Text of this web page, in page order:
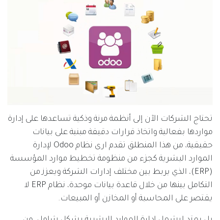
تحتاج الشركات الآن إلى أنظمة مرنة وذكية تساعدها على إدارة
مواردها بفعالية واتخاذ قرارات دقيقة مبنية على بيانات
حقيقية، من هذا المنطلق تقدم ارى نظام Odoo لإدارة
الموارد البشرية كجزء من منظومة تخطيط موارد المؤسسة
(ERP)، الذي يربط بين مختلف إدارات الشركة ويعزز من
التكامل بينها من خلال قاعدة بيانات موحدة، نظام ERP لا
يقتصر على المحاسبة أو المخازن أو المبيعات.